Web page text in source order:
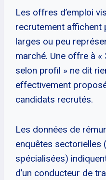
Les offres d’emploi
recrutement
larges ou peu
marché. Une offre à
selon profil » ne dit
effectivement
candidats recrutés.
Les données de
enquêtes sectorielles
spécialisées)
d’un conducteur de